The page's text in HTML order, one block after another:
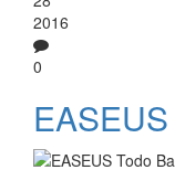
2016
0